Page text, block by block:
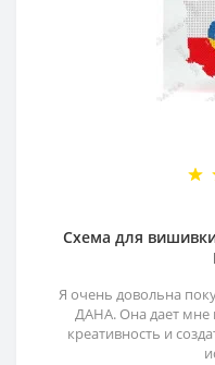
Схема для
Я очень довольна
ДАНА. Она дает мне
креативность и